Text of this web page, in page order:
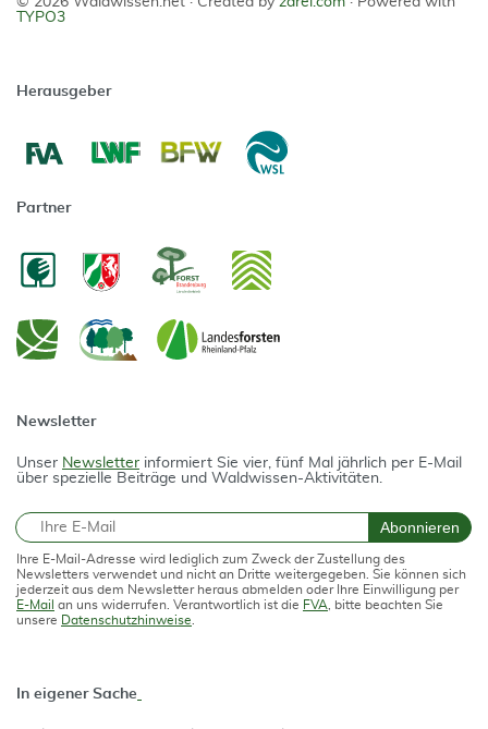
TYPO3
Herausgeber
Partner
Newsletter
Unser Newsletter informiert Sie vier, fünf Mal jährlich per E-Mail
über spezielle Beiträge und Waldwissen-Aktivitäten.
E-Mail Abonnieren
Ihre E-Mail-Adresse wird lediglich zum Zweck der Zustellung des
Newsletters verwendet und nicht an Dritte weitergegeben. Sie können sich
jederzeit aus dem Newsletter heraus abmelden oder Ihre Einwilligung per
E-Mail an uns widerrufen. Verantwortlich ist die FVA , bitte beachten Sie
unsere Datenschutzhinweise
In eigener Sache